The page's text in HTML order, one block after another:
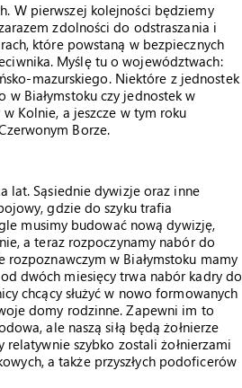
W pierwszej kolejności będziemy
zdolności do odstraszania i
które powstaną w bezpiecznych
Myślę tu o województwach:
mazurskiego. Niektóre z jednostek
Białymstoku czy jednostek w
Kolnie, a jeszcze w tym roku
Borze.
lat. Sąsiednie dywizje oraz inne
gdzie do szyku trafia
musimy budować nową dywizję,
a teraz rozpoczynamy nabór do
w Białymstoku mamy
dwóch miesięcy trwa nabór kadry do
chcący służyć w nowo formowanych
domy rodzinne. Zapewni im to
ale naszą siłą będą żołnierze
relatywnie szybko zostali żołnierzami
a także przyszłych podoficerów